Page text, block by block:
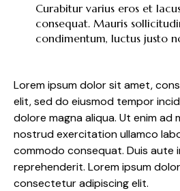
Curabitur varius eros et
consequat. Mauris
condimentum, luctus justo
Lorem ipsum dolor sit amet,
elit, sed do eiusmod tempor
dolore magna aliqua. Ut enim ad
nostrud exercitation ullamco
commodo consequat. Duis aute
reprehenderit. Lorem ipsum
consectetur adipiscing elit.